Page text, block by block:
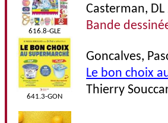
616.8-GLE
Casterman, DL
Bande
641.3-GON
Goncalves,
Le bon choix
Thierry